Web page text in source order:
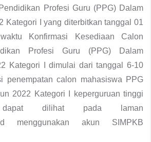
Profesi Guru (PPG) Dalam
Kategori I yang diterbitkan tanggal 01
Konfirmasi Kesediaan Calon
Profesi Guru (PPG) Dalam
Kategori I dimulai dari tanggal 6-10
penempatan calon mahasiswa PPG
2022 Kategori I keperguruan tinggi
dapat dilihat pada laman
menggunakan akun SIMPKB